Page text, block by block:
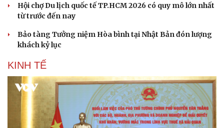
Hội chợ Du lịch quốc tế TP.HCM 2026 có quy mô lớn nhất
từ trước đến nay
Bảo tàng Tưởng niệm Hòa bình tại Nhật Bản đón lượng
khách kỷ lục
KINH TẾ